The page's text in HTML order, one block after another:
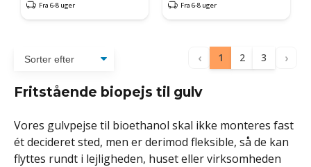
Fra 6-8 uger Fra 6-8 uger
‹ 1 2 3 ›
Fritstående biopejs til gulv
Vores gulvpejse til bioethanol skal ikke monteres fast
ét decideret sted, men er derimod fleksible, så de kan
flyttes rundt i lejligheden, huset eller virksomheden